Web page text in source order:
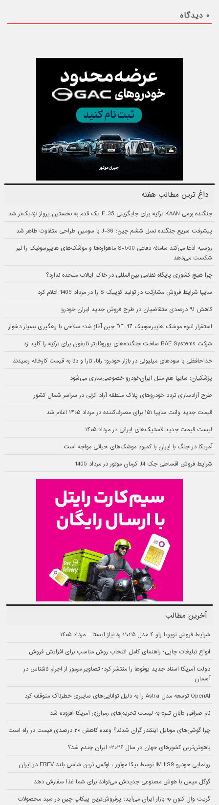
۰ دیدگاه
داغ ترین مطالب هفته
جنگنده بومی KAAN ترکیه برای جایگزینی F-35 یک قدم به نخستین پرواز نزدیک‌تر شد
پیشرفت سریع جنگنده نسل ششم چین؛ J-36 با سومین طراحی متفاوت ظاهر شد
روسیه ادعا می‌کند سامانه دفاعی S-500 ماهواره‌ها و موشک‌های هایپرسونیک را نیز
شکست می‌دهد
چرا هیچ کشوری پایگاه نظامی بین‌المللی در خاک ایالات متحده ندارد؟
سایپا شرایط فروش مشارکت در تولید کوییک S را در مرداد 1405 اعلام کرد
کاهش ۹۱ درصدی متقاضیان در طرح فروش جدید ایران خودرو
استقرار انبوه موشک هایپرسونیک DF-17 چین آغاز شد؛ سلاحی با رهگیری بسیار دشوار
شرکت BAE Systems ساخت جنگنده‌های یوروفایتر تایفون برای ترکیه را کلید زد
خداحافظی با سودهای میلیونی در بازار خودرو؛ رانا، تارا و دنا به قیمت کارخانه رسیدند
پزشکیان: سایپا هم مثل ایران‌خودرو خصوصی‌سازی می‌شود
طرح آزادسازی تردد خودروهای پلاک منطقه آزاد انزلی در سراسر شمال کشور
قیمت جدید وانت سایپا ۱۵۱ برای مصرف‌کننده در مرداد ۱۴۰۵ اعلام شد
لیست قیمت جدید لاستیک‌های ایرانی در مرداد ۱۴۰۵
آمریکا در جنگ با ایران با کمبود موشک‌های حیاتی مواجه است
شرایط فروش اقساطی جک J4 کرمان موتور در مرداد 1405
آخرین مطالب
شرایط فروش تویوتا راو ۴ مدل ۲۰۲۵ ره نیاز ایستا – مرداد ۱۴۰۵
انواع تبلیغات چاپی؛ راهنمای کامل انتخاب روش مناسب برای افزایش فروش
دولت آمریکا اسناد جدید یوفوها را منتشر کرد؛ تصاویر مرموز از اجرام ناشناس در
آسمان
OpenAI توسعه مدل Astra را به دلیل توانایی‌های سایبری خطرناک متوقف کرد
نام صرافی «آبان‌ تتر» به لیست تحریم‌های رمزارزی آمریکا افزوده شد
چرا گوشی‌های موبایل اینقدر گران شدند؟ وعده کاهش ۲۰ درصدی قیمت در راه است
باهوش‌ترین کشورهای جهان در سال ۲۰۲۶؛ ایران چندم شد؟
رونمایی خودرو IM LS9 توسط نیکا موتور ، لوکس ترین شاسی بلند EREV در ایران
گوگل مپس با هوش مصنوعی جدیدش می‌تواند برای شما غذا سفارش دهد
گریت وال کنون به بازار ایران می‌آید؛ پرفروش‌ترین پیکاپ چین در سبد محصولات